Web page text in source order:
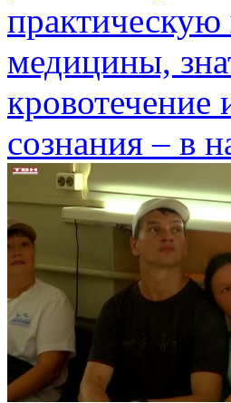
медицины,
кровотечение
сознания – в